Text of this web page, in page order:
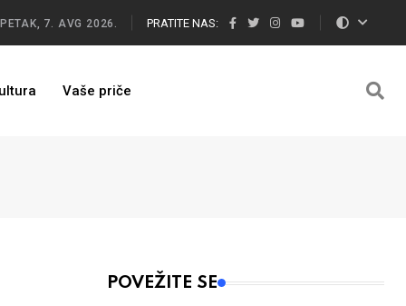
PETAK, 7. AVG 2026. PRATITE NAS:
Vaše priče
POVEŽITE SE